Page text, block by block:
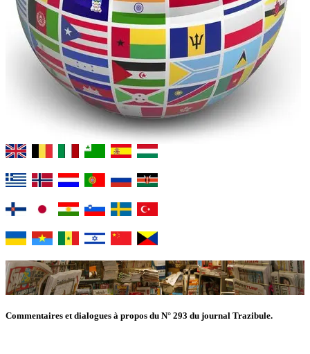
Commentaires et dialogues à propos du N° 293 du journal Trazibule.